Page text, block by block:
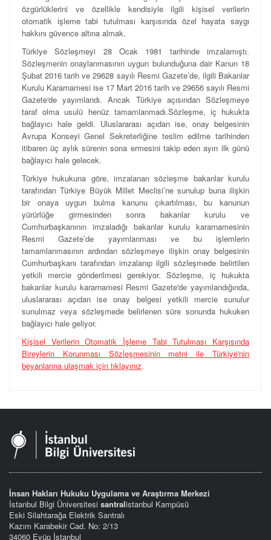
özgürlüklerini ve özellikle kendisiyle ilgili kişisel verilerin
otomatik işleme tabi tutulması karşısında özel hayata saygı
hakkını güvence altına almak.
Türkiye Sözleşmeyi 28 Ocak 1981 tarihinde imzalamıştı.
Sözleşmenin onaylanmasının uygun bulunduğuna dair Kanun 18
Şubat 2016 tarih ve 29628 sayılı Resmi Gazete’de, ilgili Bakanlar
Kurulu Kararnamesi ise 17 Mart 2016 tarih ve 29656 sayılı Resmi
Gazete'de yayımlandı. Ancak Türkiye açısından Sözleşmeye
taraf olma usulü henüz tamamlanmadı.Sözleşme, iç hukukta
bağlayıcı hale geldi. Uluslararası açıdan ise, onay belgesinin
Avrupa Konseyi Genel Sekreterliğine teslim edilme tarihinden
itibaren üç aylık sürenin sona ermesini takip eden ayın ilk günü
bağlayıcı hale gelecek.
Türkiye hukukuna göre, imzalanan sözleşme bakanlar kurulu
tarafından Türkiye Büyük Millet Meclisi’ne sunulup buna ilişkin
bir onaya uygun bulma kanunu çıkartılması, bu kanunun
yürürlüğe girmesinden sonra bakanlar kurulu ve
Cumhurbaşkanının imzaladığı bakanlar kurulu kararnamesinin
Resmi Gazete’de yayımlanması ve bu işlemlerin
tamamlanmasının ardından sözleşmeye ilişkin onay belgesinin
Cumhurbaşkanı tarafından imzalanıp ilgili sözleşmede belirtilen
yetkili mercie gönderilmesi gerekiyor. Sözleşme, iç hukukta
bakanlar kurulu kararnamesi Resmi Gazete'de yayımlandığında,
uluslararası açıdan ise onay belgesi yetkili mercie sunulur
sunulmaz veya sözleşmede belirlenen süre sonunda hukuken
bağlayıcı hale geliyor.
Kişisel Verilerin Otomatik İşleme Tabi Tutulması Karşısında
Bireylerin Korunması Sözleşmesinin metni ile Türkiye'nin
beyanlarına ulaşmak için tıklayınız.
İnsan Hakları Hukuku Uygulama ve Araştırma Merkezi
İstanbul Bilgi Üniversitesi santralistanbul Kampüsü
Eski Silahtarağa Elektrik Santralı
Kazım Karabekir Cad. No: 2/13
34060 Eyüp İstanbul